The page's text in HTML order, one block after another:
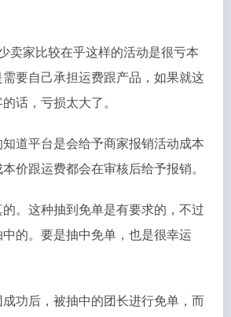
卖家比较在乎这样的活动是很亏本
要自己承担运费跟产品，如果就这
话，亏损太大了。
道平台是会给予商家报销活动成本
价跟运费都会在审核后给予报销。
。这种抽到免单是有要求的，不过
的。要是抽中免单，也是很幸运
功后，被抽中的团长进行免单，而